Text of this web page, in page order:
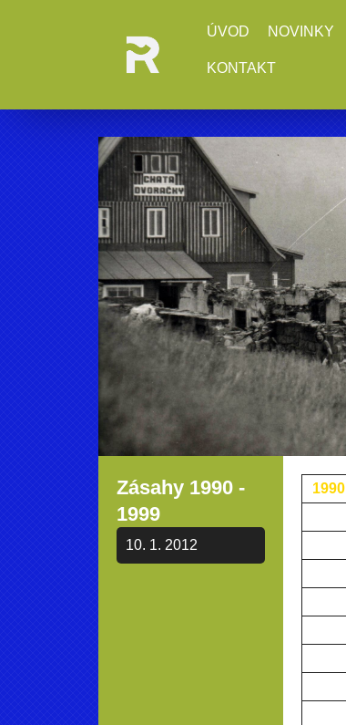
ÚVOD NOVINKY
KONTAKT
Zásahy 1990 -
1999
10. 1. 2012
1990